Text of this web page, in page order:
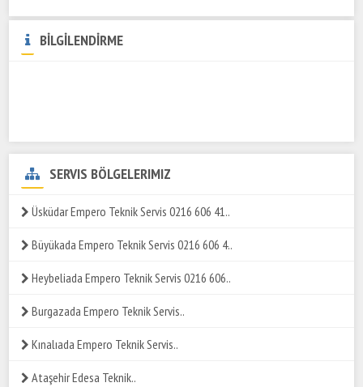
BİLGİLENDİRME
SERVIS BÖLGELERIMIZ
Üsküdar Empero Teknik Servis 0216 606 41..
Büyükada Empero Teknik Servis 0216 606 4..
Heybeliada Empero Teknik Servis 0216 606..
Burgazada Empero Teknik Servis..
Kınalıada Empero Teknik Servis..
Ataşehir Edesa Teknik..